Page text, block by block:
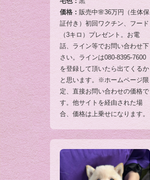
価格： 販売中🌸36万円（生体保
証付き）初回ワクチン、フード
（3キロ）プレゼント。お電
話、ライン等でお問い合わせ下
さい。ラインは080-8395-7600
を登録して頂いたら出てくるか
と思います。※ホームページ限
定、直接お問い合わせの価格で
す。他サイトを経由された場
合、価格は上乗せになります。